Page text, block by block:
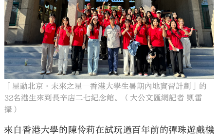
「星動北京•未來之星—香港大學生暑期內地實習計劃」的
32名港生來到長辛店二七紀念館。（大公文匯網記者 凱雷
攝）
來自香港大學的陳伶莉在試玩過百年前的彈珠遊戲機